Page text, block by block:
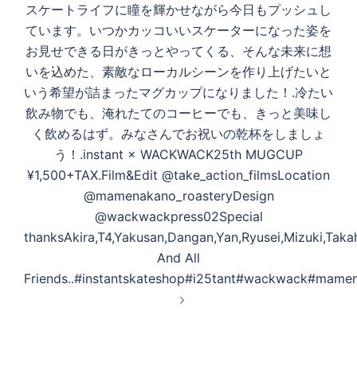
スケートライフに瞳を輝かせながら今日もプッシュし
ています。いつかカッコいいスケーターになった姿を
お見せできる日がきっとやってくる、そんな未来に想
いを込めた、素敵なローカルシーンを作り上げたいと
いう希望が詰まったマグカップになりました！.冷たい
飲み物でも、淹れたてのコーヒーでも、きっと美味し
く飲めるはず。みなさんでお祝いの乾杯をしましょ
う！.instant × WACKWACK25th MUGCUP
¥1,500+TAX.Film&Edit @take_action_filmsLocation
@mamenakano_roasteryDesign
@wackwackpress02Special
And All